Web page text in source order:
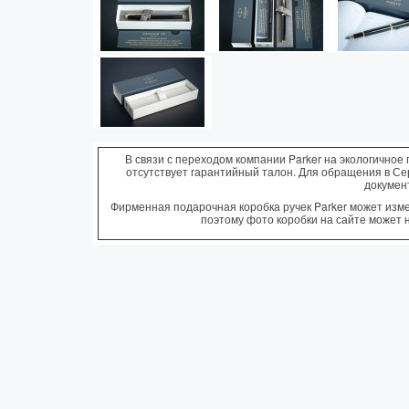
В связи с переходом компании Parker на экологичное
отсутствует гарантийный талон. Для обращения в
Фирменная подарочная коробка ручек Parker может
поэтому фото коробки на сайте может